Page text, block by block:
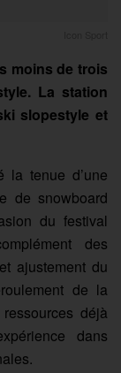
moins de trois
La station
slopestyle et
tenue d’une
de snowboard
du festival
des
ajustement du
de la
déjà
dans